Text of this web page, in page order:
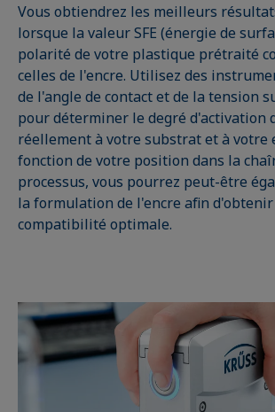
Vous obtiendrez les meilleurs
lorsque la valeur SFE (énergie de
polarité de votre plastique prétraité
celles de l'encre. Utilisez des
de l'angle de contact et de la tension
pour déterminer le degré d'activation
réellement à votre substrat et à votre
fonction de votre position dans la
processus, vous pourrez peut-être
la formulation de l'encre afin
compatibilité optimale.